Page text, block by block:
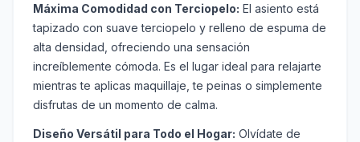
Máxima Comodidad con Terciopelo: El asiento está
tapizado con suave terciopelo y relleno de espuma de
alta densidad, ofreciendo una sensación
increíblemente cómoda. Es el lugar ideal para relajarte
mientras te aplicas maquillaje, te peinas o simplemente
disfrutas de un momento de calma.
Diseño Versátil para Todo el Hogar: Olvídate de